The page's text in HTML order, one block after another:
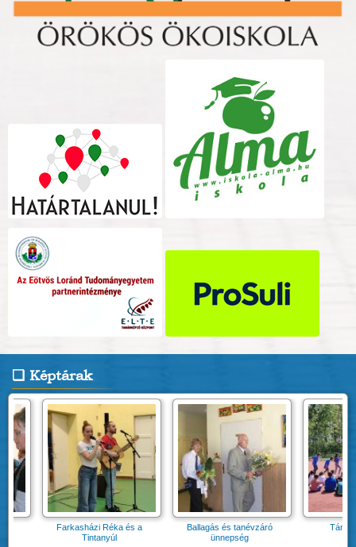
Képtárak
Farkasházi Réka és a
Tintanyúl
Ballagás és tanévzáró
ünnepség
Tánc világnapja